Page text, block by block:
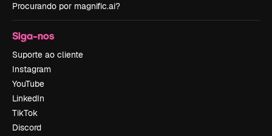
Procurando por magnific.ai?
Siga-nos
Suporte ao cliente
Instagram
YouTube
LinkedIn
TikTok
Discord